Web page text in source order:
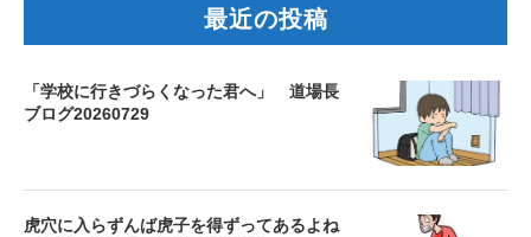
最近の投稿
「学校に行きづらくなった君へ」 道場長
ブログ20260729
虎穴に入らずんば虎子を得ずってあるよね